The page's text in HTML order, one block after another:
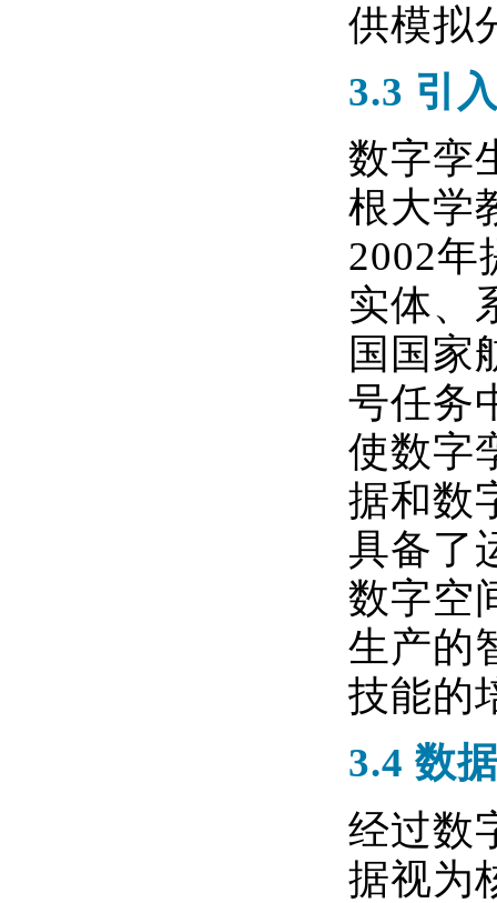
供模拟
3.3 引
数字孪
根大学
2002年
实体、
国国家
号任务
使数字
据和数
具备了
数字空
生产的
技能的
3.4 数
经过数
据视为